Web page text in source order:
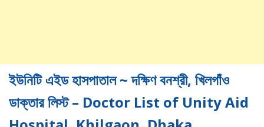
ইউনিটি এইড হাসপাতাল ~ দক্ষিণ বনশ্রী, খিলগাঁও
ডাক্তার লিস্ট – Doctor List of Unity Aid